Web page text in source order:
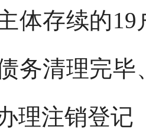
体存续的
务清理完
理注销登记